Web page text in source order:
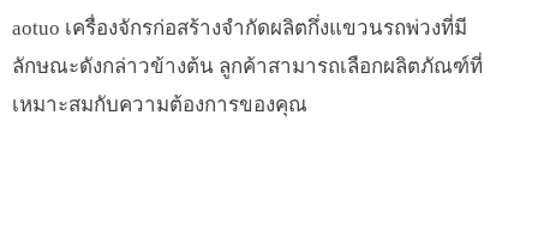
aotuo เครื่องจักรก่อสร้างจำกัดผลิตกึ่งแขวนรถพ่วงที่มี
ลักษณะดังกล่าวข้างต้น ลูกค้าสามารถเลือกผลิตภัณฑ์ที่
เหมาะสมกับความต้องการของคุณ